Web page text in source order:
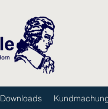
Downloads